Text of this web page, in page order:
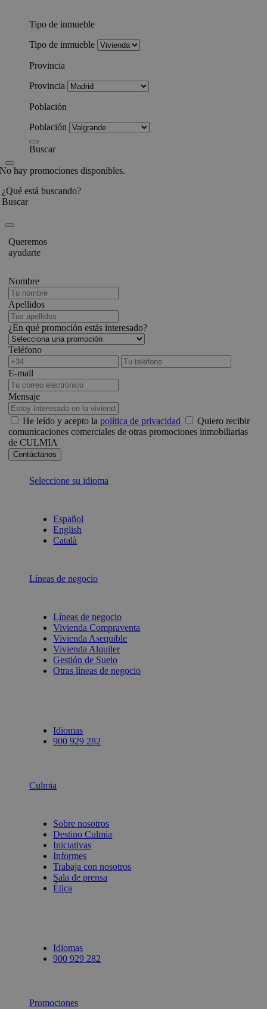
Tipo de inmueble
Tipo de inmueble
Provincia
Provincia
Población
Población
Buscar
No hay promociones disponibles.
¿Qué está buscando?
Buscar
Queremos
ayudarte
Nombre
Apellidos
¿En qué promoción estás interesado?
Teléfono
E-mail
Mensaje
He leído y acepto lapolítica de privacidad
Quiero recibir
comunicaciones comerciales de otras promociones inmobiliarias
de CULMIA
Seleccione su idioma
Español
English
Català
Líneas de negocio
Líneas de negocio
Vivienda Compraventa
Vivienda Asequible
Vivienda Alquiler
Gestión de Suelo
Otras líneas de negocio
Idiomas
900 929 282
Culmia
Sobre nosotros
Destino Culmia
Iniciativas
Informes
Trabaja con nosotros
Sala de prensa
Ética
Idiomas
900 929 282
Promociones